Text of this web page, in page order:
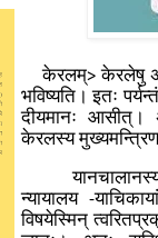
केरलम्> केरलेषु
भविष्यति। इतः
दीयमानः आसीत्।
केरलस्य
यानचालानस्य
न्यायालय -
विषयेस्मिन्